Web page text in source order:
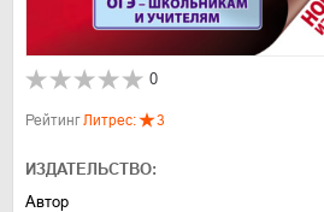
0
РейтингЛитрес: 3
ИЗДАТЕЛЬСТВО:
Автор